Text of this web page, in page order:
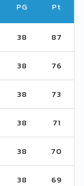
PG Pt
38 87
38 76
38 73
38 71
38 70
38 69